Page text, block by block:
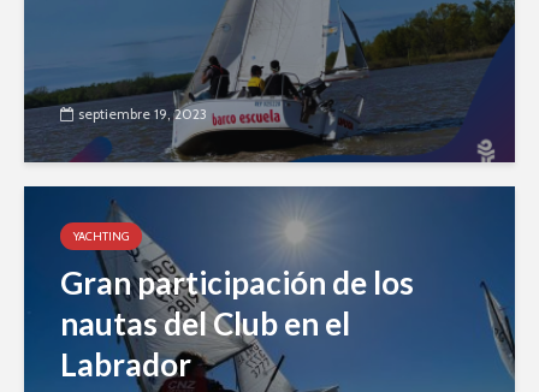
septiembre 19, 2023
YACHTING
Gran participación de los
nautas del Club en el
Labrador